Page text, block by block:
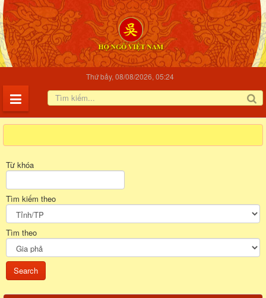
Thứ bảy, 08/08/2026, 05:24
Từ khóa
Tìm kiếm theo
Tìm theo